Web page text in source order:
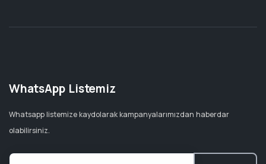
WhatsApp Listemiz
Whatsapp listemize kaydolarak kampanyalarımızdan haberdar
olabilirsiniz.